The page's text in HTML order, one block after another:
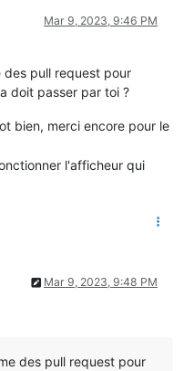
Mar 9, 2023, 9:46 PM
des pull request pour
doit passer par toi ?
bien, merci encore pour le
l'afficheur qui
Mar 9, 2023, 9:48 PM
des pull request pour